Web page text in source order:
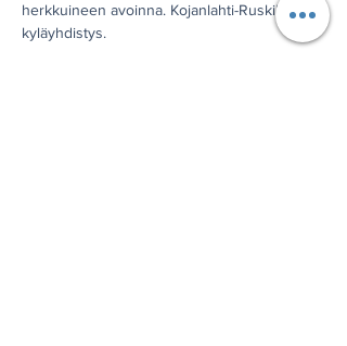
herkkuineen avoinna. Kojanlahti-Ruskila
kyläyhdistys.